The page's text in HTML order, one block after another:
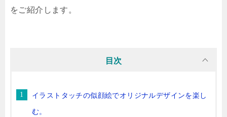
をご紹介します。
目次
イラストタッチの似顔絵でオリジナルデザインを楽し
む。